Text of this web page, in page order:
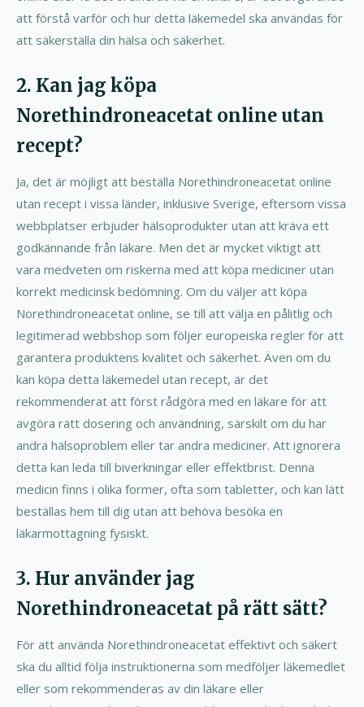
att förstå varför och hur detta läkemedel ska användas för
att säkerställa din hälsa och säkerhet.
2. Kan jag köpa
Norethindroneacetat online utan
recept?
Ja, det är möjligt att beställa Norethindroneacetat online
utan recept i vissa länder, inklusive Sverige, eftersom vissa
webbplatser erbjuder hälsoprodukter utan att kräva ett
godkännande från läkare. Men det är mycket viktigt att
vara medveten om riskerna med att köpa mediciner utan
korrekt medicinsk bedömning. Om du väljer att köpa
Norethindroneacetat online, se till att välja en pålitlig och
legitimerad webbshop som följer europeiska regler för att
garantera produktens kvalitet och säkerhet. Även om du
kan köpa detta läkemedel utan recept, är det
rekommenderat att först rådgöra med en läkare för att
avgöra rätt dosering och användning, särskilt om du har
andra hälsoproblem eller tar andra mediciner. Att ignorera
detta kan leda till biverkningar eller effektbrist. Denna
medicin finns i olika former, ofta som tabletter, och kan lätt
beställas hem till dig utan att behöva besöka en
läkarmottagning fysiskt.
3. Hur använder jag
Norethindroneacetat på rätt sätt?
För att använda Norethindroneacetat effektivt och säkert
ska du alltid följa instruktionerna som medföljer läkemedlet
eller som rekommenderas av din läkare eller